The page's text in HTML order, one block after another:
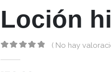
Loción
( No hay